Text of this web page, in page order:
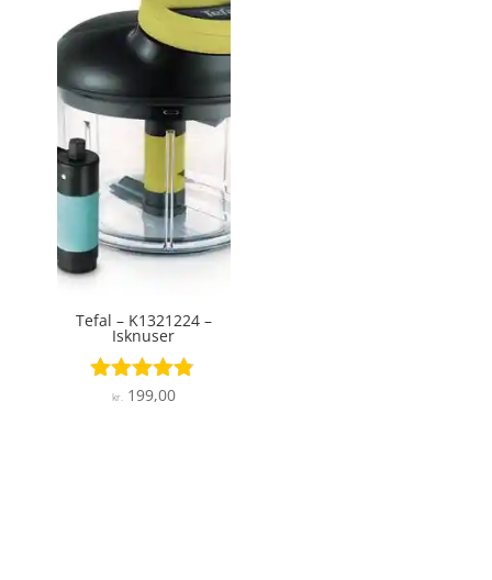
Tefal – K1321224 –
Isknuser
Vurderet
kr.199,00